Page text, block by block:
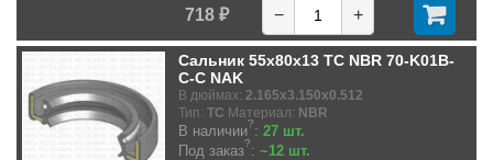
718 ₽ − +
Сальник 55x80x13 TC NBR 70-K01B-
C-C NAK
В дюймах: 2.165x3.150x0.512
Тип: TC Материал: NBR
В наличии?: 27 шт.
Под заказ?: ~12 шт.